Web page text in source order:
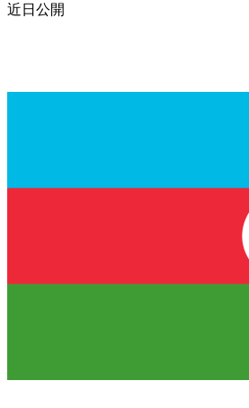
近日公開